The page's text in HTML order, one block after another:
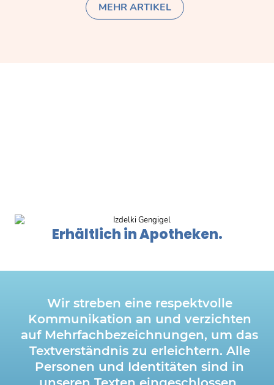
MEHR ARTIKEL
Erhältlich in Apotheken.
Wir streben eine respektvolle
Kommunikation an und verzichten
auf Mehrfachbezeichnungen, um das
Textverständnis zu erleichtern. Alle
Personen und Identitäten sind in